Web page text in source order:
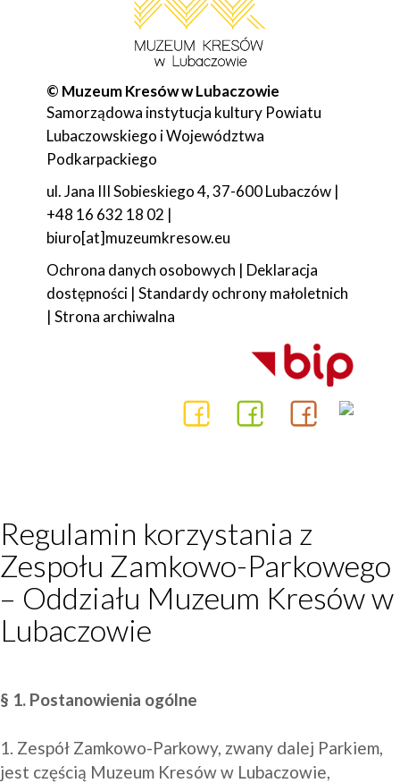
© Muzeum Kresów w Lubaczowie
Samorządowa instytucja kultury Powiatu
Lubaczowskiego i Województwa
Podkarpackiego
ul. Jana III Sobieskiego 4, 37-600 Lubaczów |
+48 16 632 18 02 |
biuro[at]muzeumkresow.eu
Ochrona danych osobowych | Deklaracja
dostępności | Standardy ochrony małoletnich
| Strona archiwalna
Regulamin korzystania z
Zespołu Zamkowo-Parkowego
– Oddziału Muzeum Kresów w
Lubaczowie
§ 1. Postanowienia ogólne
1. Zespół Zamkowo-Parkowy, zwany dalej Parkiem,
jest częścią Muzeum Kresów w Lubaczowie,